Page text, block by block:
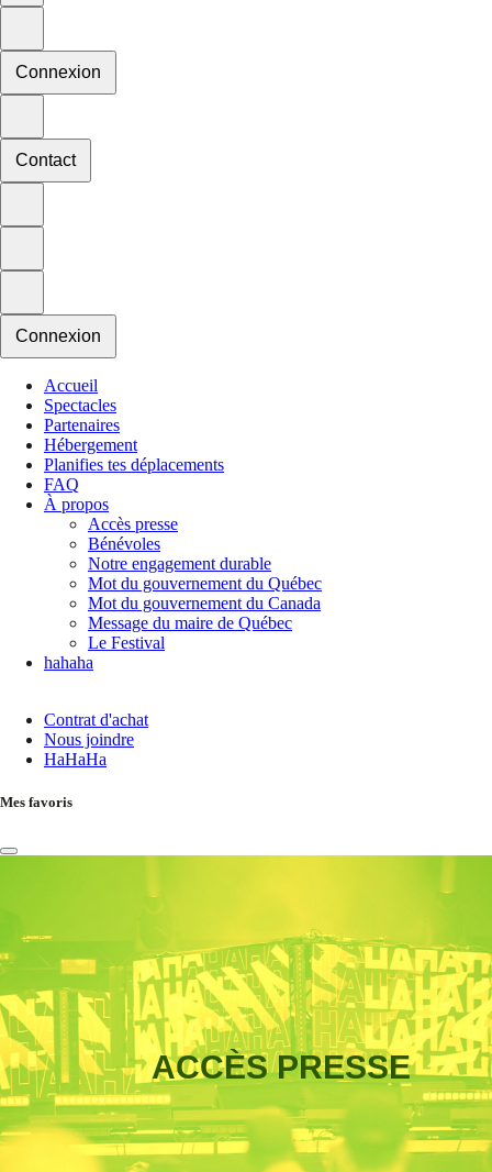
Connexion
Contact
Connexion
Accueil
Spectacles
Partenaires
Hébergement
Planifies tes déplacements
FAQ
À propos
Accès presse
Bénévoles
Notre engagement durable
Mot du gouvernement du Québec
Mot du gouvernement du Canada
Message du maire de Québec
Le Festival
hahaha
Contrat d'achat
Nous joindre
HaHaHa
Mes favoris
ACCÈS PRESSE